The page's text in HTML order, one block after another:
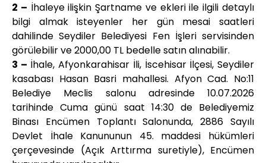
2 – İhaleye ilişkin Şartname ve ekleri ile ilgili detaylı
bilgi almak isteyenler her gün mesai saatleri
dahilinde Seydiler Belediyesi Fen İşleri servisinden
görülebilir ve 2000,00 TL bedelle satın alınabilir.
3 – İhale, Afyonkarahisar İli, İscehisar İlçesi, Seydiler
kasabası Hasan Basri mahallesi. Afyon Cad. No:11
Belediye Meclis salonu adresinde 10.07.2026
tarihinde Cuma günü saat 14:30 de Belediyemiz
Binası Encümen Toplantı Salonunda, 2886 Sayılı
Devlet İhale Kanununun 45. maddesi hükümleri
çerçevesinde (Açık Arttırma suretiyle), Encümen